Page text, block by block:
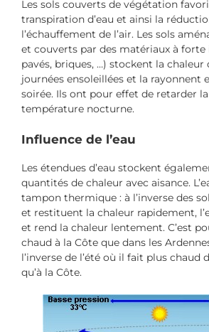
Les sols couverts de végétation
transpiration d’eau et ainsi la
l’échauffement de l’air. Les sols
et couverts par des matériaux à
pavés, briques, …) stockent la chaleur
journées ensoleillées et la rayonnent
soirée. Ils ont pour effet de retarder
température nocturne.
Influence de l’eau
Les étendues d’eau stockent
quantités de chaleur avec aisance.
tampon thermique : à l’inverse des
et restituent la chaleur rapidement,
et rend la chaleur lentement. C’est
chaud à la Côte que dans les
l’inverse de l’été où il fait plus chaud
qu’à la Côte.